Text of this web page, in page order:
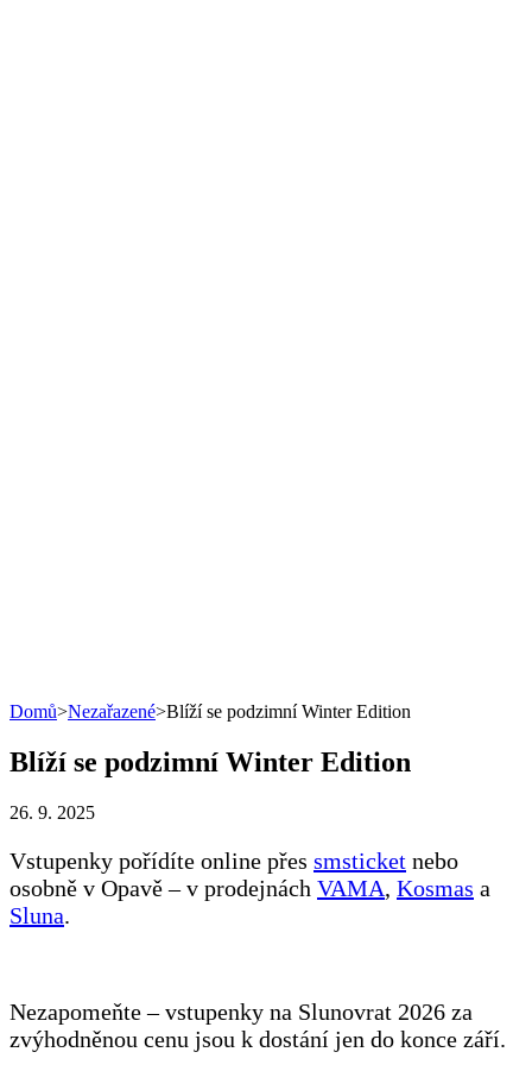
Domů>Nezařazené>Blíží se podzimní Winter Edition
Blíží se podzimní Winter Edition
26. 9. 2025
Vstupenky pořídíte online přes smsticket nebo
osobně v Opavě – v prodejnách VAMA, Kosmas a
Sluna.
Nezapomeňte – vstupenky na Slunovrat 2026 za
zvýhodněnou cenu jsou k dostání jen do konce září.